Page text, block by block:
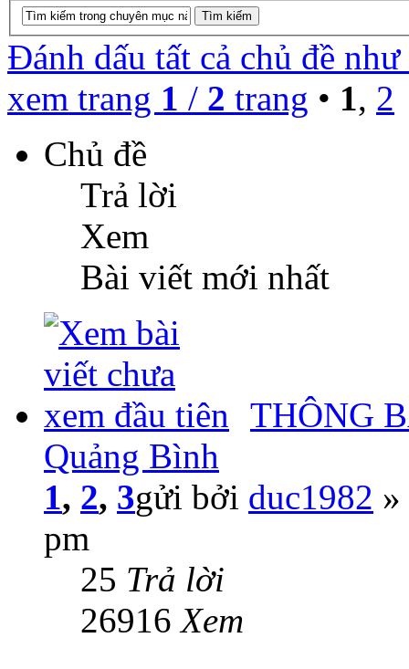
Đánh dấu tất cả chủ đề
xem trang 1 / 2 trang • 1, 2
Chủ đề
Trả lời
Xem
Bài viết mới nhất
THÔNG
Quảng Bình
1, 2, 3gửi bởi duc1982
pm
25 Trả lời
26916Xem